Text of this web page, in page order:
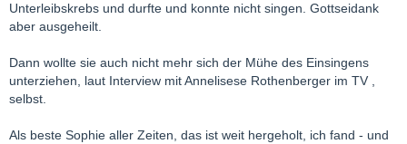
Unterleibskrebs und durfte und konnte nicht singen. Gottseidank
aber ausgeheilt.
Dann wollte sie auch nicht mehr sich der Mühe des Einsingens
unterziehen, laut Interview mit Annelisese Rothenberger im TV ,
selbst.
Als beste Sophie aller Zeiten, das ist weit hergeholt, ich fand - und